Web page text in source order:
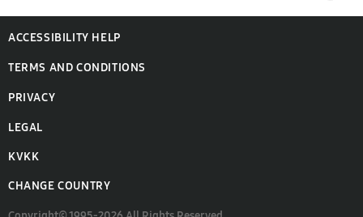
ACCESSIBILITY HELP
TERMS AND CONDITIONS
PRIVACY
LEGAL
KVKK
CHANGE COUNTRY